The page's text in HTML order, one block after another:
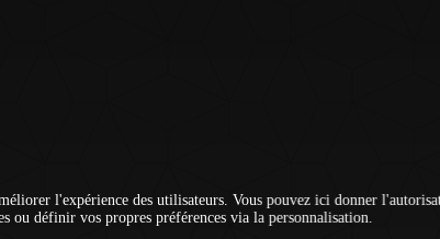
l'expérience des utilisateurs. Vous pouvez ici donner
ou définir vos propres préférences via la personnalisation.